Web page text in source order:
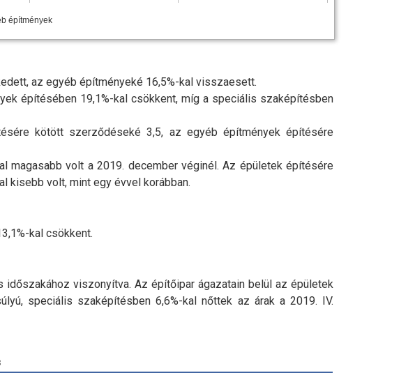
építmények
az egyéb építményeké 16,5%-kal visszaesett.
építésében 19,1%-kal csökkent, míg a speciális szaképítésben
kötött szerződéseké 3,5, az egyéb építmények építésére
magasabb volt a 2019. december véginél. Az épületek építésére
kisebb volt, mint egy évvel korábban.
%-kal csökkent.
viszonyítva. Az építőipar ágazatain belül az épületek
speciális szaképítésben 6,6%-kal nőttek az árak a 2019. IV.